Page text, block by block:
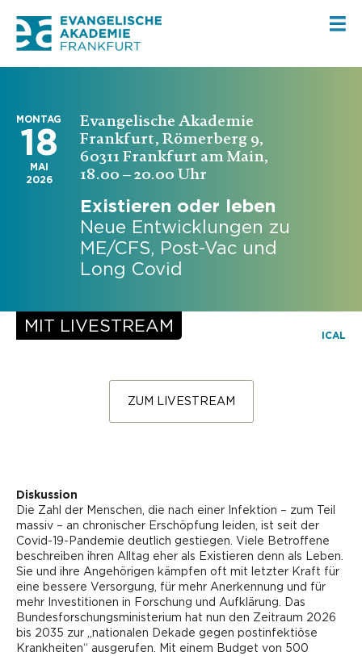
MONTAG
18
MAI
2026
Evangelische Akademie
Frankfurt, Römerberg 9,
60311 Frankfurt am Main,
18.00 – 20.00 Uhr
Existieren oder leben
Neue Entwicklungen zu
ME/CFS, Post-Vac und
Long Covid
ICAL
ZUM LIVESTREAM
Diskussion
Die Zahl der Menschen, die nach einer Infektion – zum Teil
massiv – an chronischer Erschöpfung leiden, ist seit der
Covid-19-Pandemie deutlich gestiegen. Viele Betroffene
beschreiben ihren Alltag eher als Existieren denn als Leben.
Sie und ihre Angehörigen kämpfen oft mit letzter Kraft für
eine bessere Versorgung, für mehr Anerkennung und für
mehr Investitionen in Forschung und Aufklärung. Das
Bundesforschungsministerium hat nun den Zeitraum 2026
bis 2035 zur „nationalen Dekade gegen postinfektiöse
Krankheiten“ ausgerufen. Mit einem Budget von 500